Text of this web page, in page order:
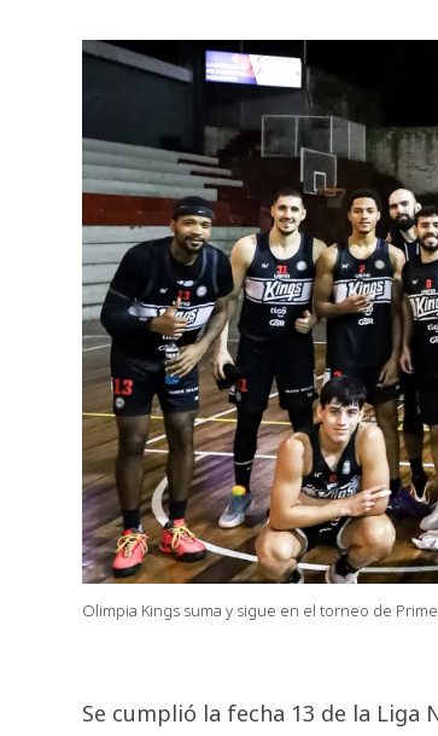
Olimpia Kings suma y sigue en el torneo de
Se cumplió la fecha 13 de la Liga